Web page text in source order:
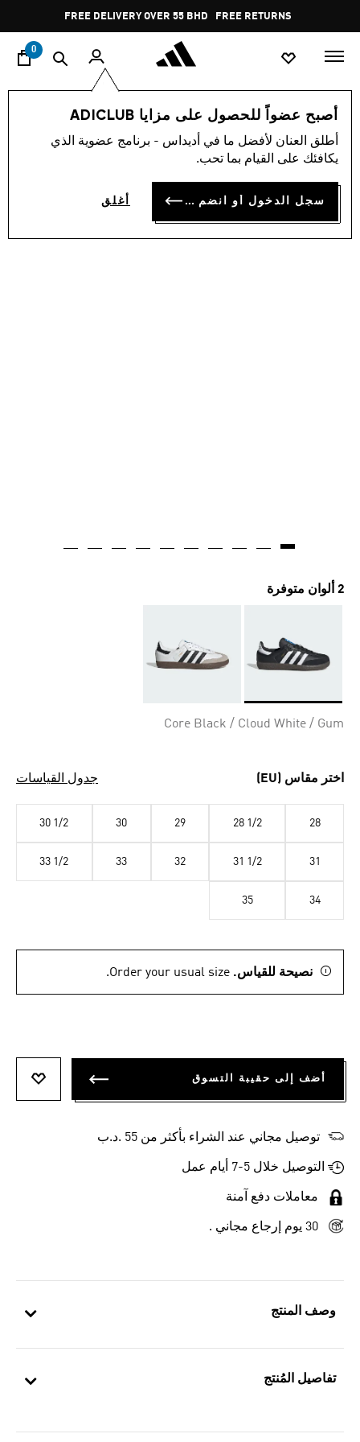
Pause
promotion
rotation
FREE DELIVERY OVER 55 BHD FREE RETURNS
0
أصبح عضواً للحصول على مزايا ADICLUB
أطلق العنان لأفضل ما في أديداس - برنامج عضوية الذي
يكافئك على القيام بما تحب.
سجل الدخول أو انضم الآن أغلق
وصف المنتج
تفاصيل المُنتج
الأطفال أحذية
حذاء للأطفال SAMBA OG
BD 32.25
2 ألوان متوفرة
Core Black / Cloud White / Gum
اختر مقاس (EU) جدول القياسات
28
28 1/2
29
30
30 1/2
31
31 1/2
32
33
33 1/2
34
35
نصيحة للقياس. Order your usual size.
أضف إلى حقيبة التسوق
توصيل مجاني عند الشراء بأكثر من 55 .د.ب‎
التوصيل خلال 5-7 أيام عمل
معاملات دفع آمنة